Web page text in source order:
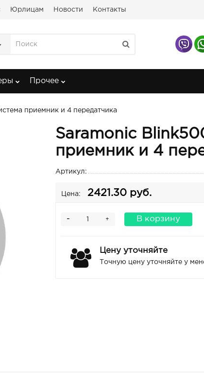
Юрлицам Новости Контакты
Прочее
приемник и 4 передатчика
Saramonic
приемник и 4
Артикул:
Цена: 2421.30 руб.
+
- В корзину
Цену уточняйте
Точную цену уточняйте у